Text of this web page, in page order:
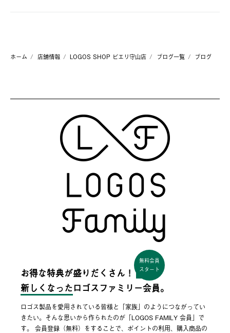
ホーム 店舗情報 LOGOS SHOP ピエリ守山店 ブログ一覧 ブログ
お得な特典が盛りだくさん！
無料会員
スタート
新しくなった ロゴスファミリー会員。
ロゴス製品を愛用されている皆様と「家族」のようにつながってい
きたい。そんな思いから作られたのが「LOGOS FAMILY 会員」で
す。 会員登録（無料）をすることで、ポイントの利用、購入商品の